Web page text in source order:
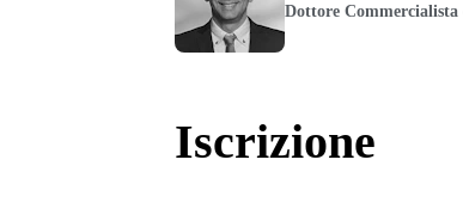
Dottore Commercialista
Iscrizione